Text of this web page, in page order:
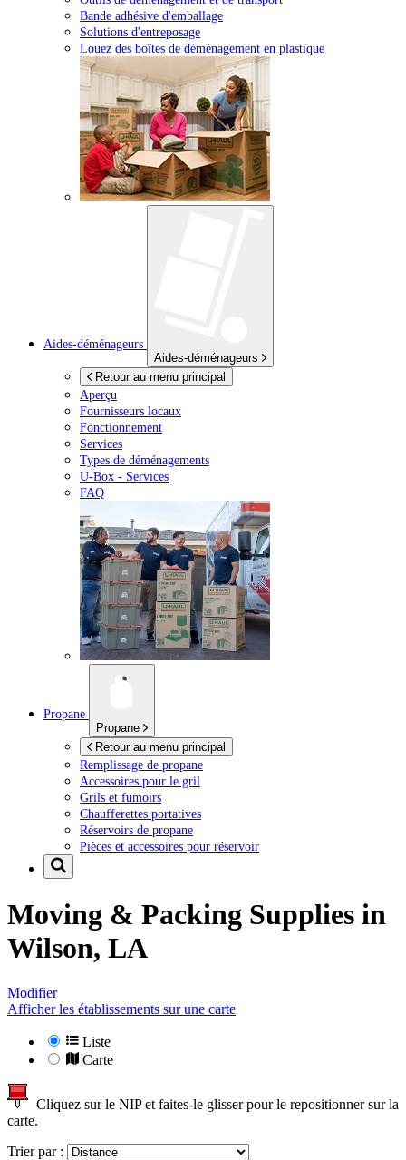
Bande adhésive d'emballage
Solutions d'entreposage
Louez des boîtes de déménagement en plastique
Aides-déménageurs
Aides-déménageurs
Retour au menu principal
Aperçu
Fournisseurs locaux
Fonctionnement
Services
Types de déménagements
U-Box - Services
FAQ
Propane
Propane
Retour au menu principal
Remplissage de propane
Accessoires pour le gril
Grils et fumoirs
Chaufferettes portatives
Réservoirs de propane
Pièces et accessoires pour réservoir
Moving & Packing Supplies in
Wilson, LA
Modifier
Afficher les établissements sur une carte
Liste
Carte
Cliquez sur le NIP et faites-le glisser pour le repositionner sur la
carte.
Trier par :